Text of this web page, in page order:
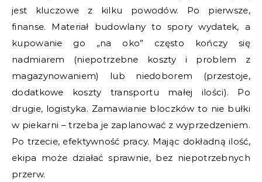
jest kluczowe z kilku powodów. Po pierwsze,
finanse. Materiał budowlany to spory wydatek, a
kupowanie go „na oko” często kończy się
nadmiarem (niepotrzebne koszty i problem z
magazynowaniem) lub niedoborem (przestoje,
dodatkowe koszty transportu małej ilości). Po
drugie, logistyka. Zamawianie bloczków to nie bułki
w piekarni – trzeba je zaplanować z wyprzedzeniem.
Po trzecie, efektywność pracy. Mając dokładną ilość,
ekipa może działać sprawnie, bez niepotrzebnych
przerw.